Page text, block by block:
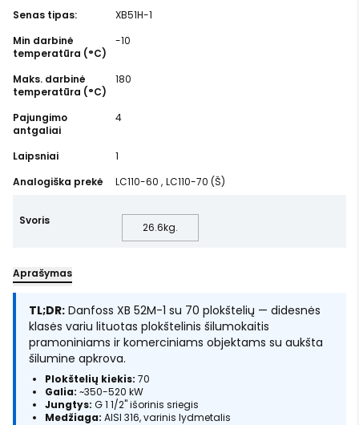
Senas tipas:
XB51H-1
Min darbinė
temperatūra (°C)
-10
Maks. darbinė
temperatūra (°C)
180
Pajungimo
antgaliai
4
Laipsniai
1
Analogiška prekė
LC110-60 , LC110-70 (Š)
Svoris
26.6kg.
Aprašymas
TL;DR: Danfoss XB 52M-1 su 70 plokštelių — didesnės
klasės variu lituotas plokštelinis šilumokaitis
pramoniniams ir komerciniams objektams su aukšta
šilumine apkrova.
Plokštelių kiekis: 70
Galia: ~350-520 kW
Jungtys: G 1 1/2" išorinis sriegis
Medžiaga: AISI 316, varinis lydmetalis